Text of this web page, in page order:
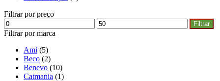
Filtrar por preço
Filtrar
Filtrar por marca
Amì (5)
Beco (2)
Benevo (10)
Catmania (1)